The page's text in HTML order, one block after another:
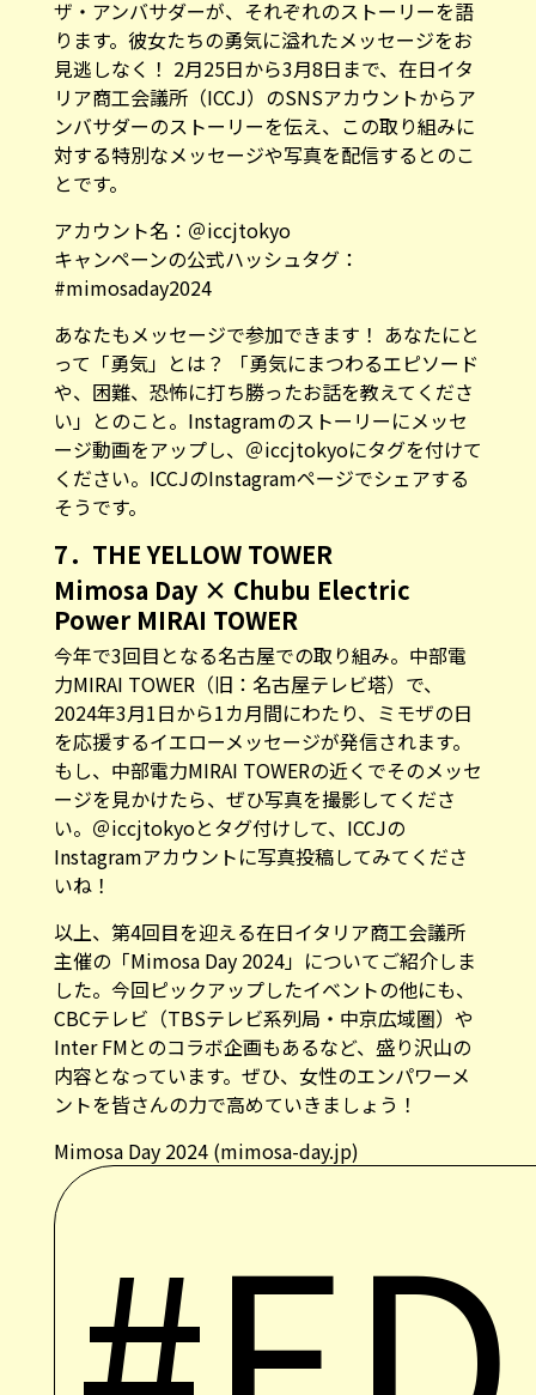
ザ・アンバサダーが、それぞれのストーリーを語
ります。彼女たちの勇気に溢れたメッセージをお
見逃しなく！ 2月25日から3月8日まで、在日イタ
リア商工会議所（ICCJ）のSNSアカウントからア
ンバサダーのストーリーを伝え、この取り組みに
対する特別なメッセージや写真を配信するとのこ
とです。
アカウント名： ＠iccjtokyo
キャンペーンの公式ハッシュタグ：
#mimosaday2024
あなたもメッセージで参加できます！ あなたにと
って「勇気」とは？ 「勇気にまつわるエピソード
や、困難、恐怖に打ち勝ったお話を教えてくださ
い」とのこと。Instagramのストーリーにメッセ
ージ動画をアップし、＠iccjtokyoにタグを付けて
ください。ICCJのInstagramページでシェアする
そうです。
7．THE YELLOW TOWER
Mimosa Day × Chubu Electric
Power MIRAI TOWER
今年で3回目となる名古屋での取り組み。中部電
力MIRAI TOWER（旧：名古屋テレビ塔）で、
2024年3月1日から1カ月間にわたり、ミモザの日
を応援するイエローメッセージが発信されます。
もし、中部電力MIRAI TOWERの近くでそのメッセ
ージを見かけたら、ぜひ写真を撮影してくださ
い。＠iccjtokyoとタグ付けして、ICCJの
Instagramアカウントに写真投稿してみてくださ
いね！
以上、第4回目を迎える在日イタリア商工会議所
主催の「Mimosa Day 2024」についてご紹介しま
した。今回ピックアップしたイベントの他にも、
CBCテレビ（TBSテレビ系列局・中京広域圏）や
Inter FMとのコラボ企画もあるなど、盛り沢山の
内容となっています。ぜひ、女性のエンパワーメ
ントを皆さんの力で高めていきましょう！
Mimosa Day 2024 (mimosa-day.jp)